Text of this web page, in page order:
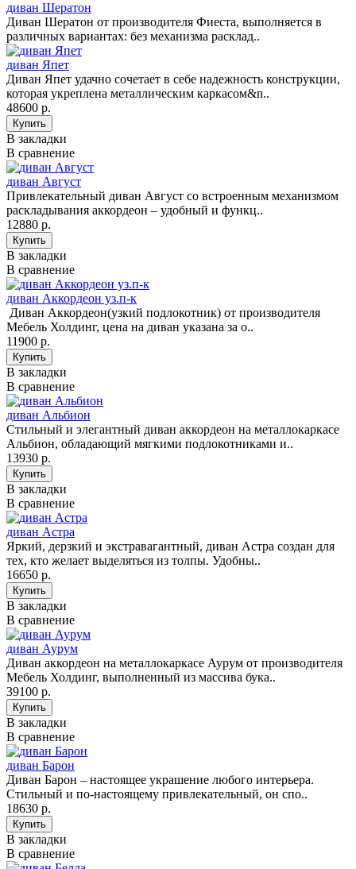
диван Шератон
Диван Шератон от производителя Фиеста, выполняется в
различных вариантах: без механизма расклад..
диван Япет
Диван Япет удачно сочетает в себе надежность конструкции,
которая укреплена металлическим каркасом&n..
48600 р.
В закладки
В сравнение
диван Август
Привлекательный диван Август со встроенным механизмом
раскладывания аккордеон – удобный и функц..
12880 р.
В закладки
В сравнение
диван Аккордеон уз.п-к
Диван Аккордеон(узкий подлокотник) от производителя
Мебель Холдинг, цена на диван указана за о..
11900 р.
В закладки
В сравнение
диван Альбион
Стильный и элегантный диван аккордеон на металлокаркасе
Альбион, обладающий мягкими подлокотниками и..
13930 р.
В закладки
В сравнение
диван Астра
Яркий, дерзкий и экстравагантный, диван Астра создан для
тех, кто желает выделяться из толпы. Удобны..
16650 р.
В закладки
В сравнение
диван Аурум
Диван аккордеон на металлокаркасе Аурум от производителя
Мебель Холдинг, выполненный из массива бука..
39100 р.
В закладки
В сравнение
диван Барон
Диван Барон – настоящее украшение любого интерьера.
Стильный и по-настоящему привлекательный, он спо..
18630 р.
В закладки
В сравнение